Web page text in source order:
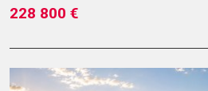
228 800 €